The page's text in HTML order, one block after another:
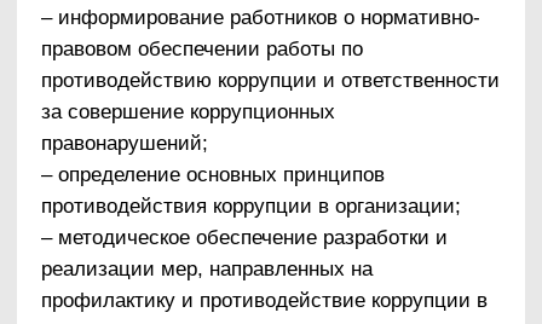
последствий коррупционных правонарушений.
Предупреждение коррупции – деятельность
элементов корпоративной культуры,
организационной структуры, правил и
процедур, регламентированных внутренними
нормативными документами, обеспечивающих
недопущение коррупционных правонарушений.
Организация– юридическое лицо независимо
правовой формы и отраслевой
принадлежности.
Контрагент
иностранное юридическое или физическое